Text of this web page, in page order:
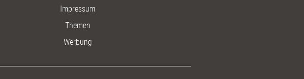
Impressum
Themen
Werbung